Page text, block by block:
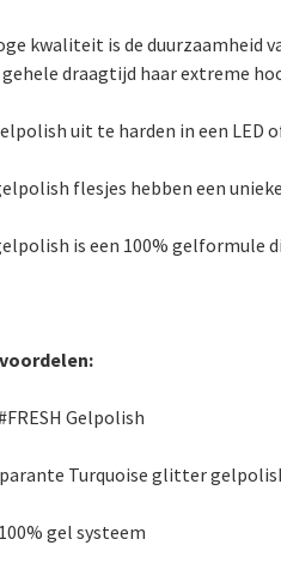
kwaliteit is de duurzaamheid
draagtijd haar extreme
uit te harden in een LED
flesjes hebben een
is een 100% gelformule
Gelpolish
Turquoise glitter
gel systeem